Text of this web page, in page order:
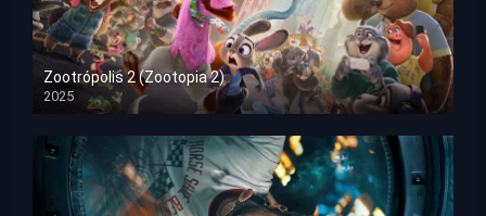
Zootrópolis 2 (Zootopia 2)
2025
HD 1080p